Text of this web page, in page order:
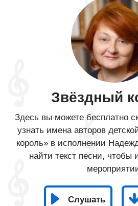
Звёздный
Здесь вы можете бесплатно
узнать имена авторов
король» в исполнении
найти текст песни, чтобы
Слушать